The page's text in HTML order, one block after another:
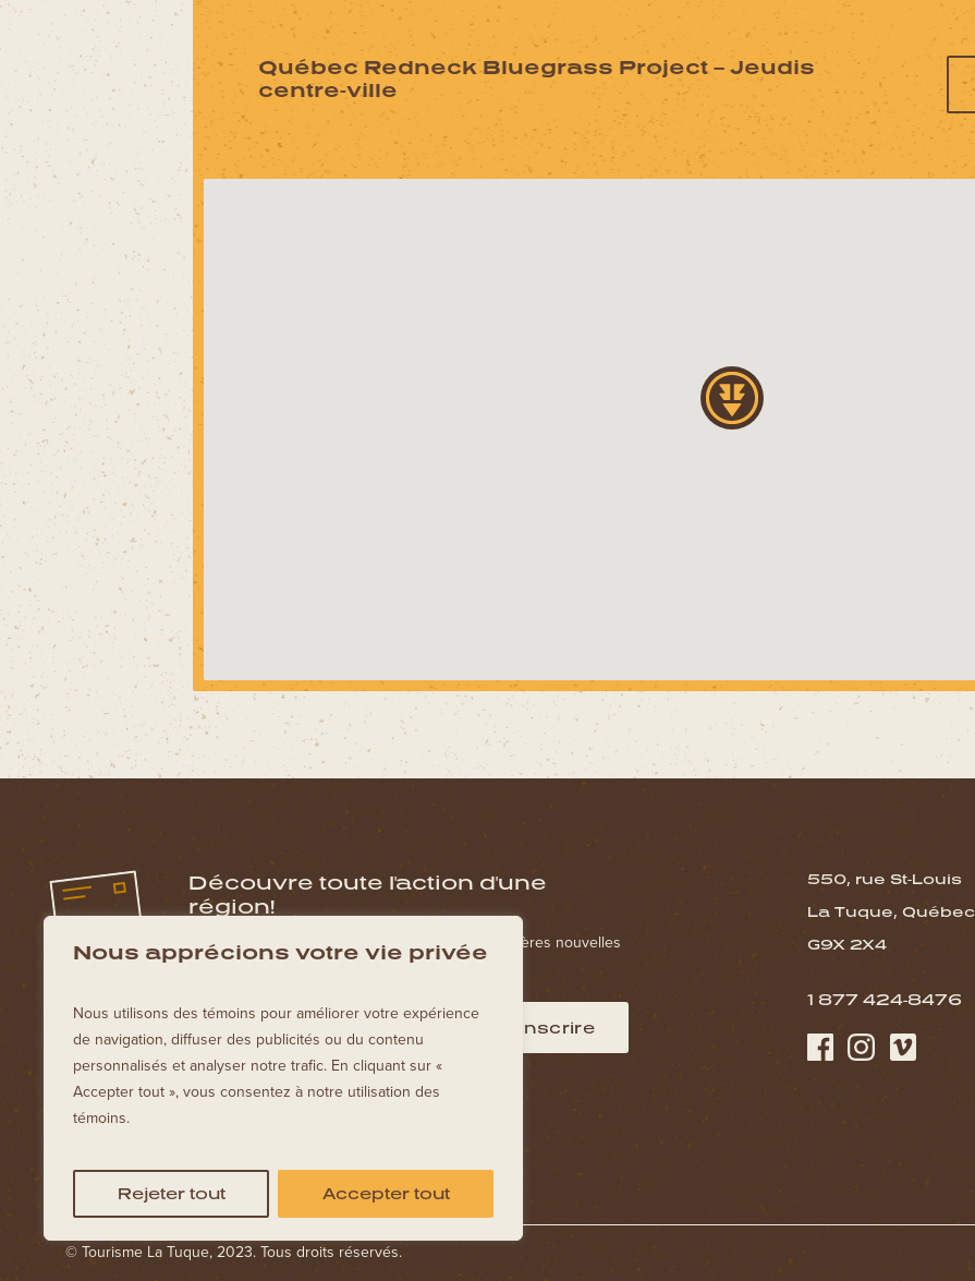
Nous apprécions votre vie privée
Nous utilisons des témoins pour améliorer votre expérience
de navigation, diffuser des publicités ou du contenu
personnalisés et analyser notre trafic. En cliquant sur «
Accepter tout », vous consentez à notre utilisation des
témoins.
Rejeter tout Accepter tout
Québec Redneck Bluegrass Project – Jeudis
centre-ville
Découvre toute l'action d'une
région!
Inscris toi à notre infolettre pour obtenir les dernières nouvelles
de La Tuque!
M’inscrire
550, rue St-Louis
La Tuque, Québec
G9X 2X4
1 877 424-8476
© Tourisme La Tuque, 2023. Tous droits réservés.